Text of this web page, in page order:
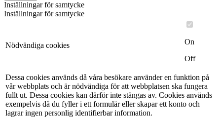
Inställningar för samtycke
Inställningar för samtycke
Nödvändiga cookies
On
Off
Dessa cookies används då våra besökare använder en funktion på
vår webbplats och är nödvändiga för att webbplatsen ska fungera
fullt ut. Dessa cookies kan därför inte stängas av. Cookies används
exempelvis då du fyller i ett formulär eller skapar ett konto och
lagrar ingen personlig identifierbar information.